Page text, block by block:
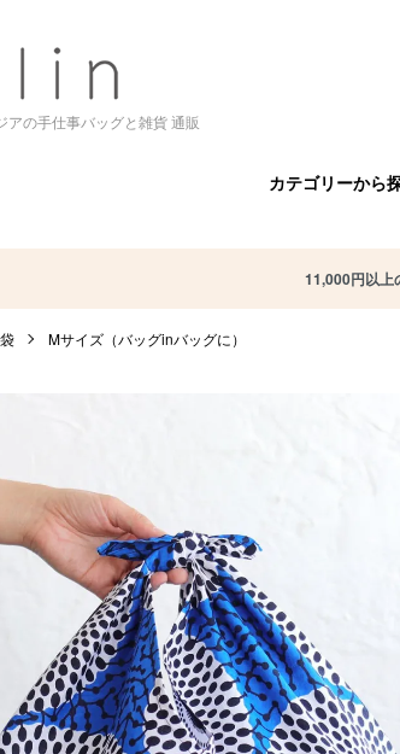
アの手仕事バッグと雑貨 通販
カテゴリーから
11,000円以上
Mサイズ（バッグinバッグに）